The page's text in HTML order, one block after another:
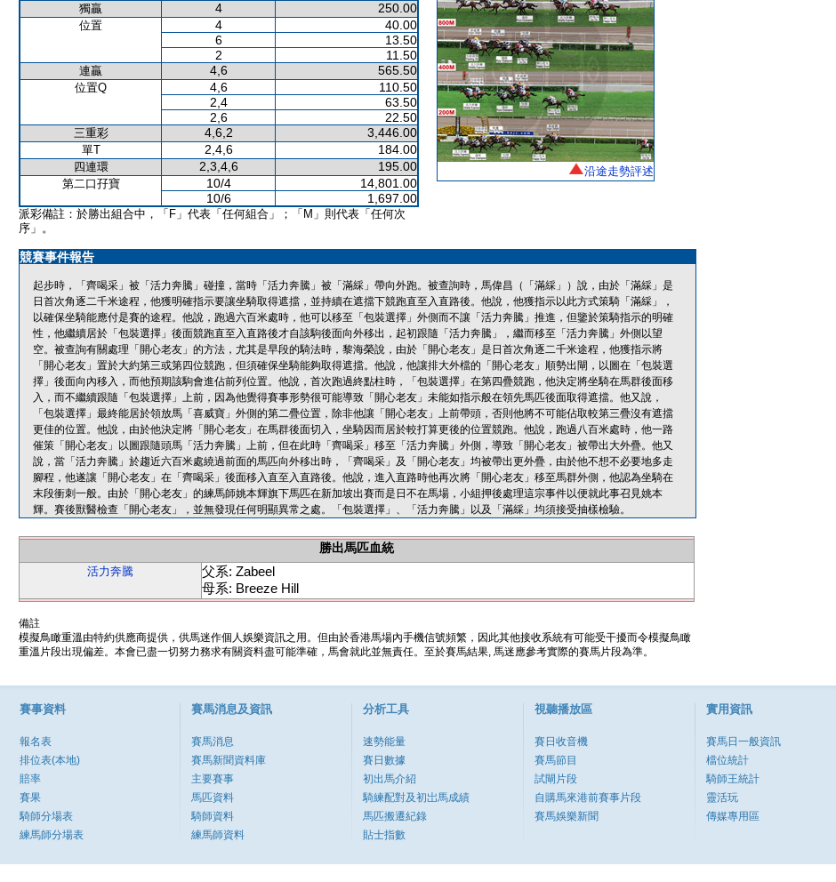
獨贏
4 250.00
位置 4
40.00
6
13.50
2
11.50
連贏 4,6 565.50
位置Q 4,6
110.50
2,4
63.50
2,6
22.50
三重彩 4,6,2 3,446.00
單T 2,4,6 184.00
四連環 2,3,4,6 195.00
第二口孖寶 10/4
14,801.00
10/6
1,697.00
派彩備註：於勝出組合中，「F」代表「任何組合」；「M」則代表「任何次
序」。
沿途走勢評述
競賽事件報告
起步時，「齊喝采」被「活力奔騰」碰撞，當時「活力奔騰」被「滿綵」帶向外跑。被查詢時，馬偉昌（「滿綵」）說，由於「滿綵」是
日首次角逐二千米途程，他獲明確指示要讓坐騎取得遮擋，並持續在遮擋下競跑直至入直路後。他說，他獲指示以此方式策騎「滿綵」，
以確保坐騎能應付是賽的途程。他說，跑過六百米處時，他可以移至「包裝選擇」外側而不讓「活力奔騰」推進，但鑒於策騎指示的明確
性，他繼續居於「包裝選擇」後面競跑直至入直路後才自該駒後面向外移出，起初跟隨「活力奔騰」，繼而移至「活力奔騰」外側以望
空。被查詢有關處理「開心老友」的方法，尤其是早段的騎法時，黎海榮說，由於「開心老友」是日首次角逐二千米途程，他獲指示將
「開心老友」置於大約第三或第四位競跑，但須確保坐騎能夠取得遮擋。他說，他讓排大外檔的「開心老友」順勢出閘，以圖在「包裝選
擇」後面向內移入，而他預期該駒會進佔前列位置。他說，首次跑過終點柱時，「包裝選擇」在第四疊競跑，他決定將坐騎在馬群後面移
入，而不繼續跟隨「包裝選擇」上前，因為他覺得賽事形勢很可能導致「開心老友」未能如指示般在領先馬匹後面取得遮擋。他又說，
「包裝選擇」最終能居於領放馬「喜威寶」外側的第二疊位置，除非他讓「開心老友」上前帶頭，否則他將不可能佔取較第三疊沒有遮擋
更佳的位置。他說，由於他決定將「開心老友」在馬群後面切入，坐騎因而居於較打算更後的位置競跑。他說，跑過八百米處時，他一路
催策「開心老友」以圖跟隨頭馬「活力奔騰」上前，但在此時「齊喝采」移至「活力奔騰」外側，導致「開心老友」被帶出大外疊。他又
說，當「活力奔騰」於趨近六百米處繞過前面的馬匹向外移出時，「齊喝采」及「開心老友」均被帶出更外疊，由於他不想不必要地多走
腳程，他遂讓「開心老友」在「齊喝采」後面移入直至入直路後。他說，進入直路時他再次將「開心老友」移至馬群外側，他認為坐騎在
末段衝刺一般。由於「開心老友」的練馬師姚本輝旗下馬匹在新加坡出賽而是日不在馬場，小組押後處理這宗事件以便就此事召見姚本
輝。賽後獸醫檢查「開心老友」，並無發現任何明顯異常之處。「包裝選擇」、「活力奔騰」以及「滿綵」均須接受抽樣檢驗。
勝出馬匹血統
活力奔騰
父系: Zabeel
母系: Breeze Hill
備註
模擬鳥瞰重溫由特約供應商提供，供馬迷作個人娛樂資訊之用。但由於香港馬場內手機信號頻繁，因此其他接收系統有可能受干擾而令模擬鳥瞰
重溫片段出現偏差。本會已盡一切努力務求有關資料盡可能準確，馬會就此並無責任。至於賽馬結果, 馬迷應參考實際的賽馬片段為準。
賽事資料
報名表
排位表(本地)
賠率
賽果
騎師分場表
練馬師分場表
賽馬消息及資訊
賽馬消息
賽馬新聞資料庫
主要賽事
馬匹資料
騎師資料
練馬師資料
分析工具
速勢能量
賽日數據
初出馬介紹
騎練配對及初岀馬成績
馬匹搬遷紀錄
貼士指數
視聽播放區
賽日收音機
賽馬節目
試閘片段
自購馬來港前賽事片段
賽馬娛樂新聞
實用資訊
賽馬日一般資訊
檔位統計
騎師王統計
靈活玩
傳媒專用區